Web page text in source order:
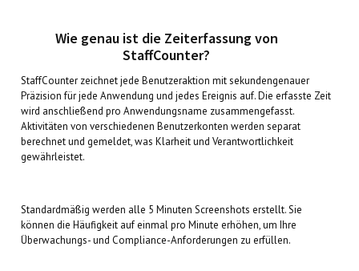
Wie genau ist die Zeiterfassung von
StaffCounter?
StaffCounter zeichnet jede Benutzeraktion mit sekundengenauer
Präzision für jede Anwendung und jedes Ereignis auf. Die erfasste Zeit
wird anschließend pro Anwendungsname zusammengefasst.
Aktivitäten von verschiedenen Benutzerkonten werden separat
berechnet und gemeldet, was Klarheit und Verantwortlichkeit
gewährleistet.
Standardmäßig werden alle 5 Minuten Screenshots erstellt. Sie
können die Häufigkeit auf einmal pro Minute erhöhen, um Ihre
Überwachungs- und Compliance-Anforderungen zu erfüllen.